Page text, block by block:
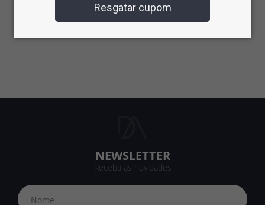
Resgatar cupom
NEWSLETTER
Receba as novidades